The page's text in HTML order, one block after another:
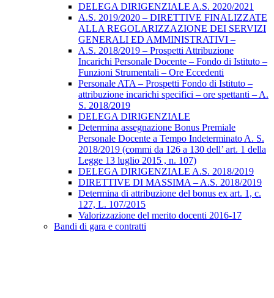
DELEGA DIRIGENZIALE A.S. 2020/2021
A.S. 2019/2020 – DIRETTIVE FINALIZZATE
ALLA REGOLARIZZAZIONE DEI SERVIZI
GENERALI ED AMMINISTRATIVI –
A.S. 2018/2019 – Prospetti Attribuzione
Incarichi Personale Docente – Fondo di Istituto –
Funzioni Strumentali – Ore Eccedenti
Personale ATA – Prospetti Fondo di Istituto –
attribuzione incarichi specifici – ore spettanti – A.
S. 2018/2019
DELEGA DIRIGENZIALE
Determina assegnazione Bonus Premiale
Personale Docente a Tempo Indeterminato A. S.
2018/2019 (commi da 126 a 130 dell’ art. 1 della
Legge 13 luglio 2015 , n. 107)
DELEGA DIRIGENZIALE A.S. 2018/2019
DIRETTIVE DI MASSIMA – A.S. 2018/2019
Determina di attribuzione del bonus ex art. 1, c.
127, L. 107/2015
Valorizzazione del merito docenti 2016-17
Bandi di gara e contratti